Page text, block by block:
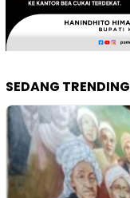
SEDANG TRENDING